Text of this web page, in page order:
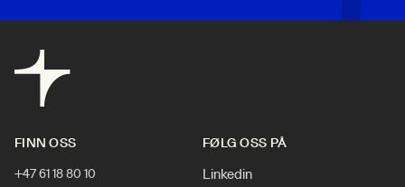
FINN OSS
+47 61 18 80 10
FØLG OSS PÅ
Linkedin